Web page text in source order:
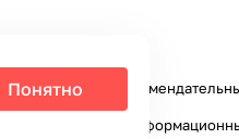
аналитики и
исключительно
Понятно